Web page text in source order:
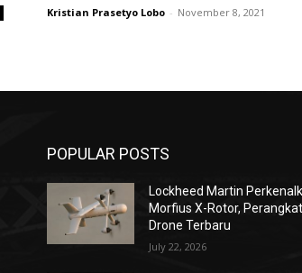
Kristian Prasetyo Lobo - November 8, 2021
POPULAR POSTS
Lockheed Martin
Morfius X-Rotor,
Drone Terbaru
July 22, 2026